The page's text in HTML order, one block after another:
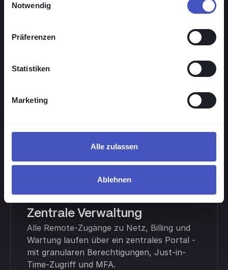
Notwendig
Präferenzen
Statistiken
Marketing
Alle zulassen
Ablehnen
VISULOX
auditfest dokumentiert und agentenlos. So
Compliance zugleich.
Zentrale Verwaltung
Alle Remote-Zugänge zu Netz, Billing und
Wartung laufen über ein zentrales Portal -
mit granularen Berechtigungen, Just-in-
Time-Zugriff und MFA.